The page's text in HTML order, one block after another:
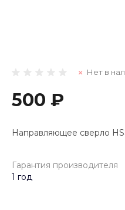
Нет в
500 ₽
Направляющее сверло
Гарантия производителя
1 год